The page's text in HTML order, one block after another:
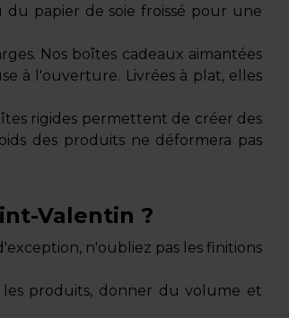
papier de soie froissé pour une
Nos boîtes cadeaux aimantées
à l'ouverture. Livrées à plat, elles
rigides permettent de créer des
des produits ne déformera pas
Valentin ?
n'oubliez pas les finitions
les produits, donner du volume et